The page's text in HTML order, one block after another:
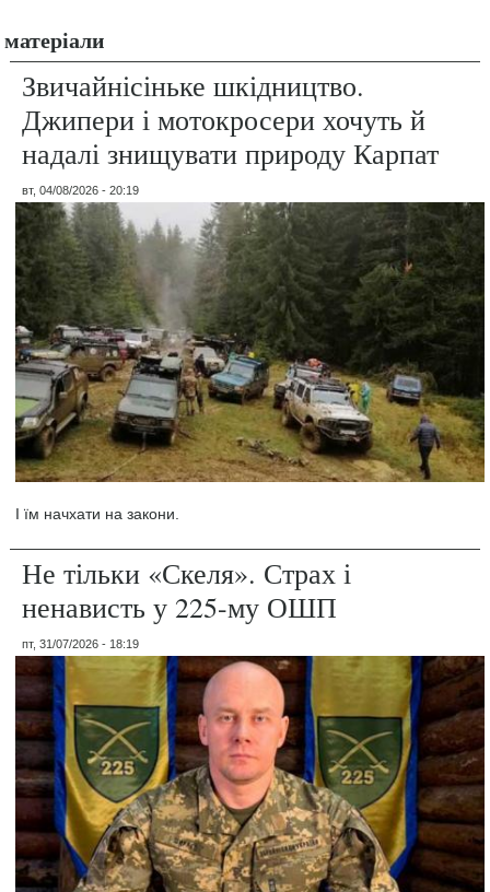
матеріали
Звичайнісіньке шкідництво.
Джипери і мотокросери хочуть й
надалі знищувати природу Карпат
вт, 04/08/2026 - 20:19
І їм начхати на закони.
Не тільки «Скеля». Страх і
ненависть у 225-му ОШП
пт, 31/07/2026 - 18:19